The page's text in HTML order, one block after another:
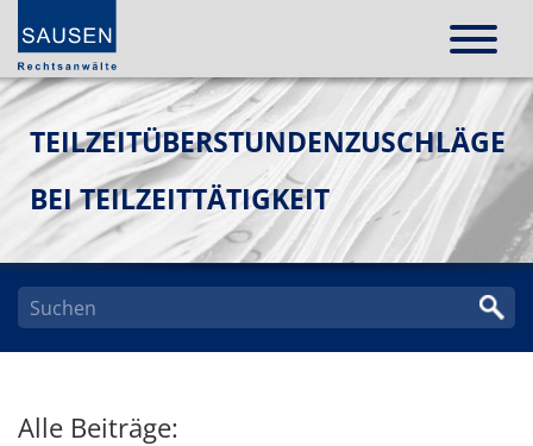
TEILZEITÜBERSTUNDENZUSCHLÄGE
BEI TEILZEITTÄTIGKEIT
Alle Beiträge: